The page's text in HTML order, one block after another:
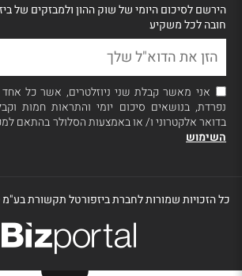
הירשם לסיכום היומי של שוק ההון ולמבזקים של
חובה לכל משקיע
אני מאשר קבלת שני ניוזלטרים, אשר כל
נפרדת, בנושאים סיכום יומי והתראות חמות
בדואר אלקטרוני ו/ או באמצעות הסלולר בהתאם
השימוש
כל הזכויות שמורות לחברת ביזפורטל תקשורת